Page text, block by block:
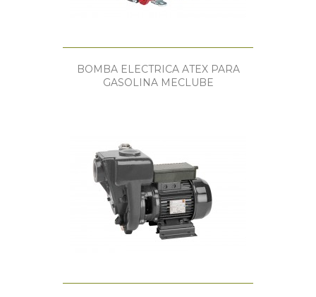
BOMBA ELECTRICA ATEX PARA
GASOLINA MECLUBE